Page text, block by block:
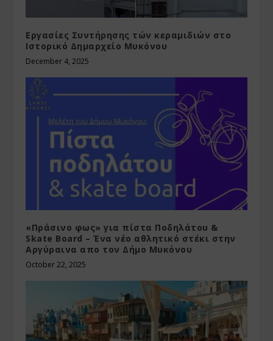
Εργασίες Συντήρησης τών κεραμιδιών στο
Ιστορικό Δημαρχείο Μυκόνου
December 4, 2025
«Πράσινο φως» για πίστα Ποδηλάτου &
Skate Board – Ένα νέο αθλητικό στέκι στην
Αργύραινα απο τον Δήμο Μυκόνου
October 22, 2025